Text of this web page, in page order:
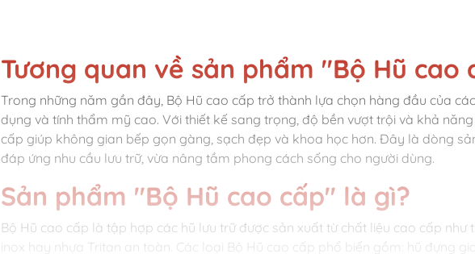
Tương quan về sản phẩm "Bộ Hũ cao
Trong những năm gần đây, Bộ Hũ cao cấp trở thành lựa chọn hàng đầu của
dụng và tính thẩm mỹ cao. Với thiết kế sang trọng, độ bền vượt trội và khả
cấp giúp không gian bếp gọn gàng, sạch đẹp và khoa học hơn. Đây là dòng
đáp ứng nhu cầu lưu trữ, vừa nâng tầm phong cách sống cho người dùng.
Sản phẩm "Bộ Hũ cao cấp" là gì?
Bộ Hũ cao cấp là tập hợp các hũ lưu trữ được sản xuất từ chất liệu cao cấp như
inox hay nhựa Tritan an toàn. Các loại Bộ Hũ cao cấp phổ biến gồm: hũ đựng